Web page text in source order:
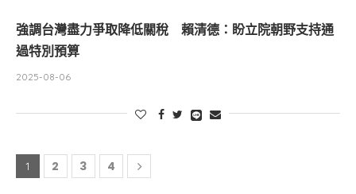
強調台灣盡力爭取降低關稅 賴清德：盼立院朝野支持通
過特別預算
2025-08-06
1 2 3 4